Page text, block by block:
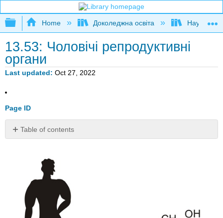
Expand/collapse global hierarchy
Home Доколеджна освіта Наука і
13.53: Чоловічі репродуктивні
органи
Last updated Oct 27, 2022
Page ID
Table of contents
чоловічі
репродуктивні
структури
мають